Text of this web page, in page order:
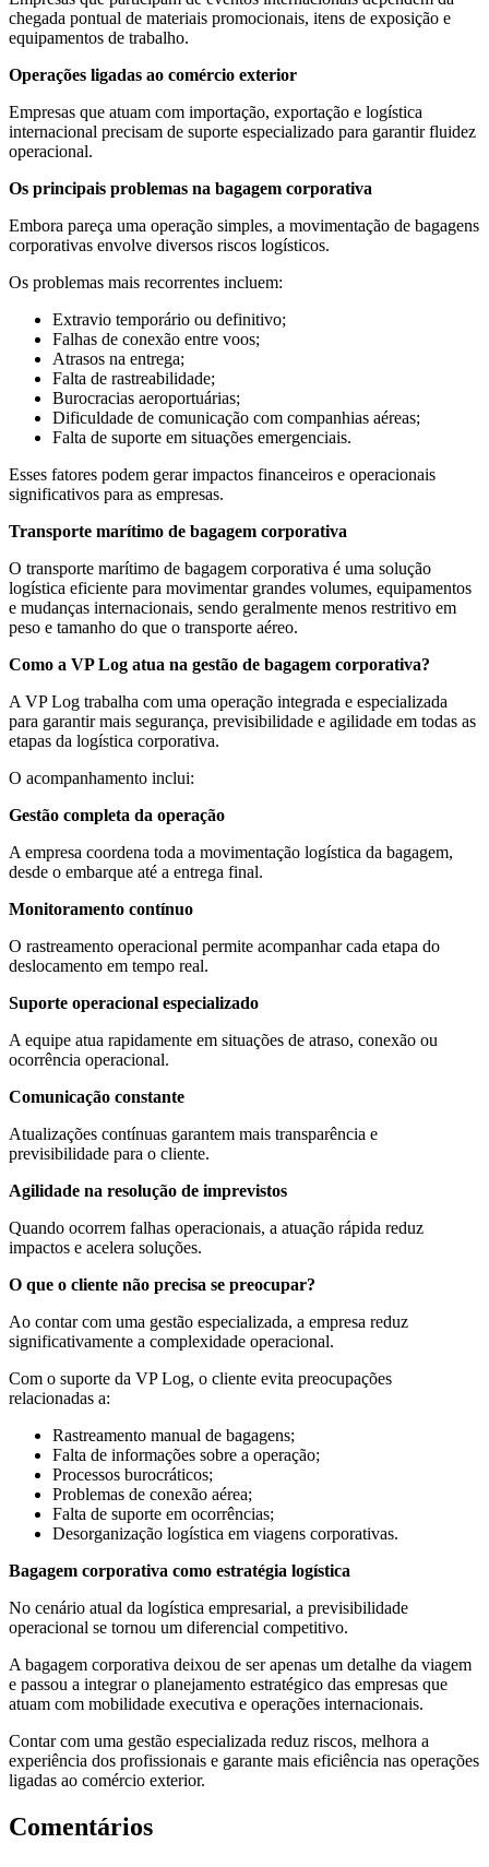
chegada pontual de materiais promocionais, itens de exposição e
equipamentos de trabalho.
Operações ligadas ao comércio exterior
Empresas que atuam com importação, exportação e logística
internacional precisam de suporte especializado para garantir fluidez
operacional.
Os principais problemas na bagagem corporativa
Embora pareça uma operação simples, a movimentação de bagagens
corporativas envolve diversos riscos logísticos.
Os problemas mais recorrentes incluem:
Extravio temporário ou definitivo;
Falhas de conexão entre voos;
Atrasos na entrega;
Falta de rastreabilidade;
Burocracias aeroportuárias;
Dificuldade de comunicação com companhias aéreas;
Falta de suporte em situações emergenciais.
Esses fatores podem gerar impactos financeiros e operacionais
significativos para as empresas.
Transporte marítimo de bagagem corporativa
O transporte marítimo de bagagem corporativa é uma solução
logística eficiente para movimentar grandes volumes, equipamentos
e mudanças internacionais, sendo geralmente menos restritivo em
peso e tamanho do que o transporte aéreo.
Como a VP Log atua na gestão de bagagem corporativa?
A VP Log trabalha com uma operação integrada e especializada
para garantir mais segurança, previsibilidade e agilidade em todas as
etapas da logística corporativa.
O acompanhamento inclui:
Gestão completa da operação
A empresa coordena toda a movimentação logística da bagagem,
desde o embarque até a entrega final.
Monitoramento contínuo
O rastreamento operacional permite acompanhar cada etapa do
deslocamento em tempo real.
Suporte operacional especializado
A equipe atua rapidamente em situações de atraso, conexão ou
ocorrência operacional.
Comunicação constante
Atualizações contínuas garantem mais transparência e
previsibilidade para o cliente.
Agilidade na resolução de imprevistos
Quando ocorrem falhas operacionais, a atuação rápida reduz
impactos e acelera soluções.
O que o cliente não precisa se preocupar?
Ao contar com uma gestão especializada, a empresa reduz
significativamente a complexidade operacional.
Com o suporte da VP Log, o cliente evita preocupações
relacionadas a:
Rastreamento manual de bagagens;
Falta de informações sobre a operação;
Processos burocráticos;
Problemas de conexão aérea;
Falta de suporte em ocorrências;
Desorganização logística em viagens corporativas.
Bagagem corporativa como estratégia logística
No cenário atual da logística empresarial, a previsibilidade
operacional se tornou um diferencial competitivo.
A bagagem corporativa deixou de ser apenas um detalhe da viagem
e passou a integrar o planejamento estratégico das empresas que
atuam com mobilidade executiva e operações internacionais.
Contar com uma gestão especializada reduz riscos, melhora a
experiência dos profissionais e garante mais eficiência nas operações
ligadas ao comércio exterior.
Comentários